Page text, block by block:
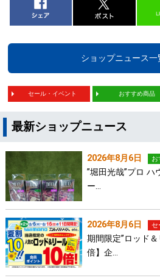
ショップニュース一
セール・イベント おすすめ商品
最新ショップニュース
2026年8月6日 お
”堀田光哉”プロ ハ
ー…
2026年8月6日 セ
期間限定”ロッド
倍】企…